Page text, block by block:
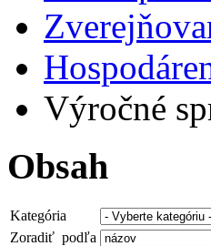
Výročné
Obsah
Kategória
Zoradiť podľa